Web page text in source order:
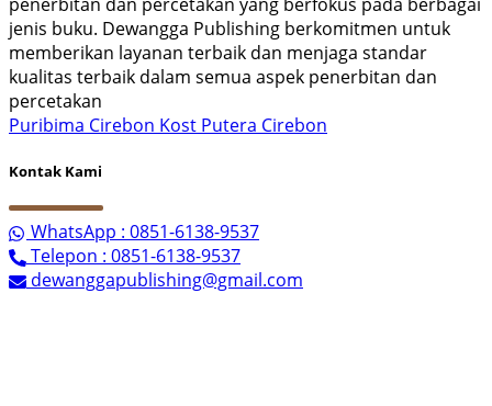
jenis buku. Dewangga Publishing berkomitmen untuk
memberikan layanan terbaik dan menjaga standar
kualitas terbaik dalam semua aspek penerbitan dan
percetakan
Puribima Cirebon Kost Putera Cirebon
Kontak Kami
WhatsApp : 0851-6138-9537
Telepon : 0851-6138-9537
dewanggapublishing@gmail.com